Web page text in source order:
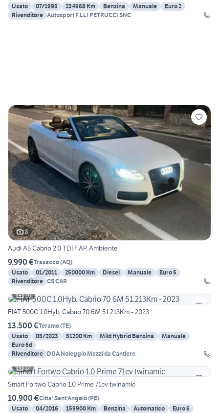
Usato 07/1995 234968 Km Benzina Manuale
Euro 2
Rivenditore
Autosport F.LLI PETRUCCI SNC
8
Audi A5 Cabrio 2.0 TDI F.AP. Ambiente
9.990 €Trasacco(AQ)
Usato
01/2011 250000 Km Diesel Manuale
Euro 5
Rivenditore CS CAR
20
FIAT 500C 1.0Hyb. Cabrio 70 6M 51.213Km - 2023
13.500 €Teramo(TE)
Usato
05/2023 51200 Km Mild Hybrid Benzina
Manuale
Euro 6d
Rivenditore DGA Noleggio Mezzi da Cantiere
17
Smart Fortwo Cabrio 1.0 Prime 71cv twinamic
10.900 €Citta' Sant'Angelo(PE)
Usato
04/2016 159900 Km Benzina Automatico
Euro 6